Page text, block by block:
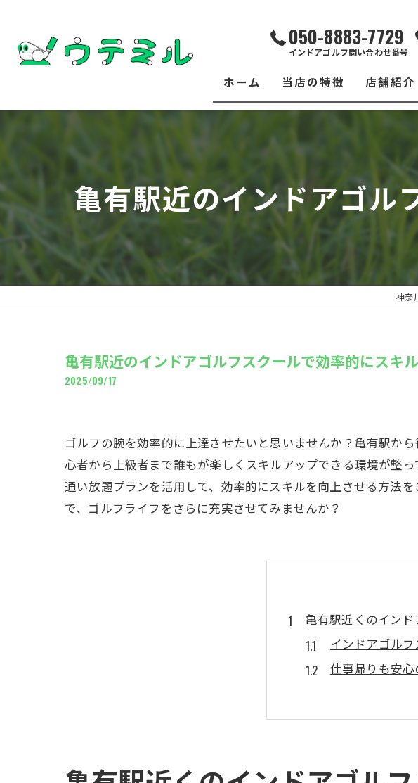
050-8883-7729
インドアゴルフ問い合わせ番号
ホーム 当店の特徴
練習場
フィッティング
店舗紹介
ウテミル
市原イン
ウテミル
亀有駅近のインドアゴル
神奈
亀有駅近のインドアゴルフスクールで効率的にスキ
2025/09/17
ゴルフの腕を効率的に上達させたいと思いませんか？亀有駅か
心者から上級者まで誰もが楽しくスキルアップできる環境が整
通い放題プランを活用して、効率的にスキルを向上させる方法
で、ゴルフライフをさらに充実させてみませんか？
亀有駅近くのイン
インドアゴル
仕事帰りも安
亀有駅周辺で
ゴルフェ亀有
他地域のゴル